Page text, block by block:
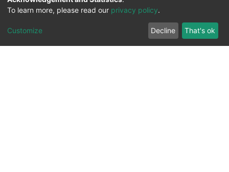
To learn more, please read our privacy policy.
Customize Decline That's ok